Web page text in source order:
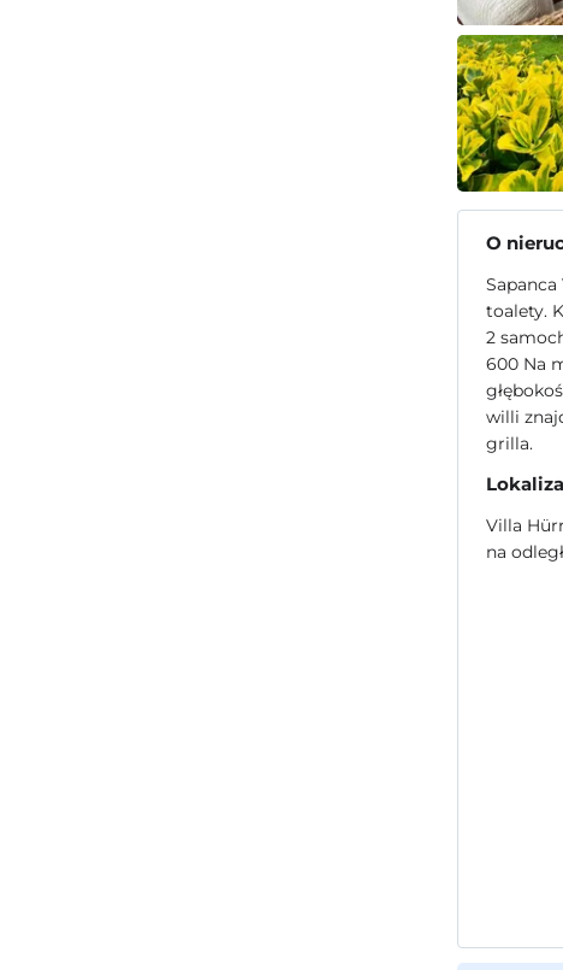
O
toalety.
2
600 Na
willi
grilla.
Villa
na